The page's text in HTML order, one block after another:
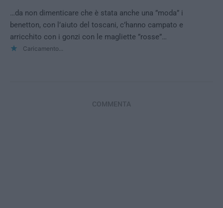
…da non dimenticare che è stata anche una ”moda” i
benetton, con l’aiuto del toscani, c’hanno campato e
arricchito con i gonzi con le magliette ”rosse”…
Caricamento...
COMMENTA